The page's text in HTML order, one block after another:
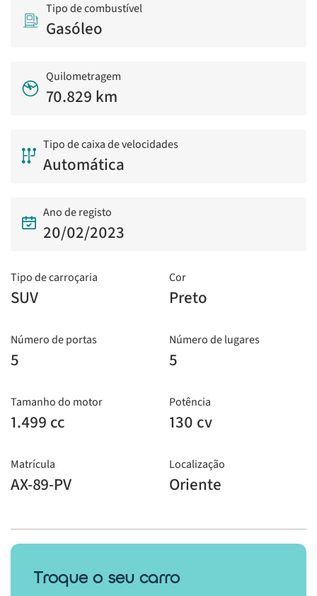
Tipo de combustível
Gasóleo
Quilometragem
70.829 km
Tipo de caixa de velocidades
Automática
Ano de registo
20/02/2023
Tipo de carroçaria
SUV
Cor
Preto
Número de portas
5
Número de lugares
5
Tamanho do motor
1.499 cc
Potência
130 cv
Matrícula
AX-89-PV
Localização
Oriente
Troque o seu carro